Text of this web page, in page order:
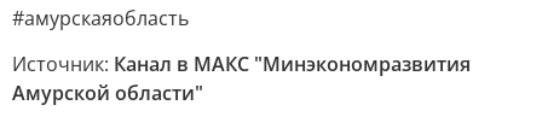
#амурскаяобласть
Источник: Канал в МАКС "Минэкономразвития
Амурской области"